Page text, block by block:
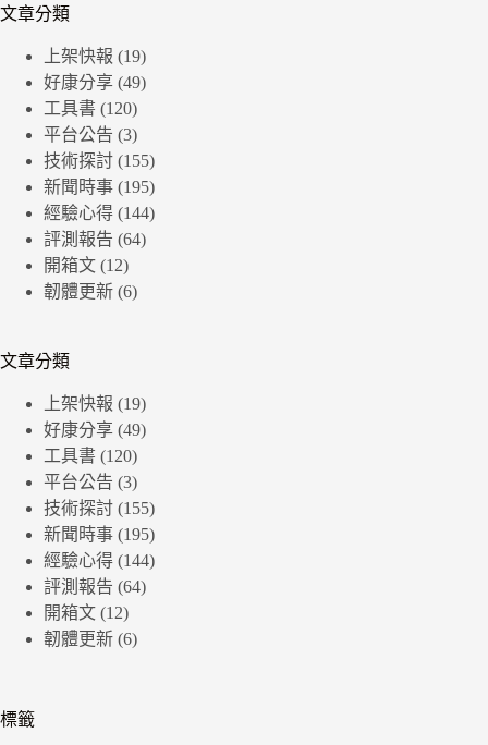
文章分類
上架快報 (19)
好康分享 (49)
工具書 (120)
平台公告 (3)
技術探討 (155)
新聞時事 (195)
經驗心得 (144)
評測報告 (64)
開箱文 (12)
韌體更新 (6)
文章分類
上架快報 (19)
好康分享 (49)
工具書 (120)
平台公告 (3)
技術探討 (155)
新聞時事 (195)
經驗心得 (144)
評測報告 (64)
開箱文 (12)
韌體更新 (6)
標籤